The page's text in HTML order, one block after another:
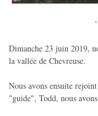
Dimanche 23 juin 2019,
la vallée de Chevreuse.
Nous avons ensuite
"guide", Todd, nous